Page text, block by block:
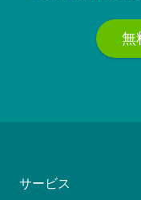
無
サービス